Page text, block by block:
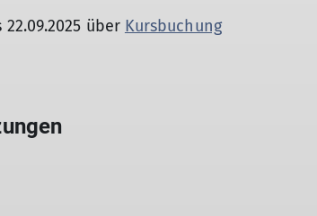
über Kursbuchung